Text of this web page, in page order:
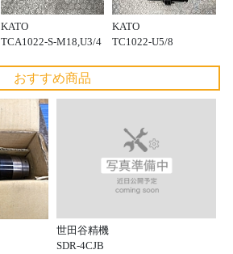
KATO
TCA1022-S-M18,U3/4
KATO
TC1022-U5/8
おすすめ商品
世田谷精機
SDR-4CJB